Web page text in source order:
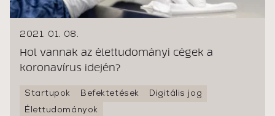
2021. 01. 08.
Hol vannak az élettudományi cégek a
koronavírus idején?
Startupok Befektetések
Digitális jog
Élettudományok